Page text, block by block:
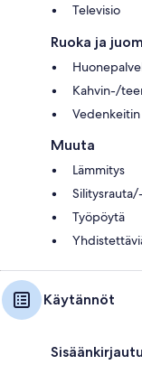
Televisio
Ruoka ja
Kahvin-/
Vedenkeitin
Muuta
Lämmitys
Työpöytä
Käytännöt